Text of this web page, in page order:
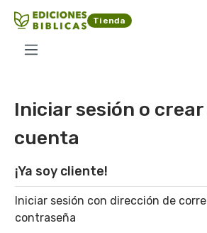
Saltar al contenido principal
Tienda
Iniciar sesión o
cuenta
¡Ya soy cliente!
Iniciar sesión con dirección de
contraseña